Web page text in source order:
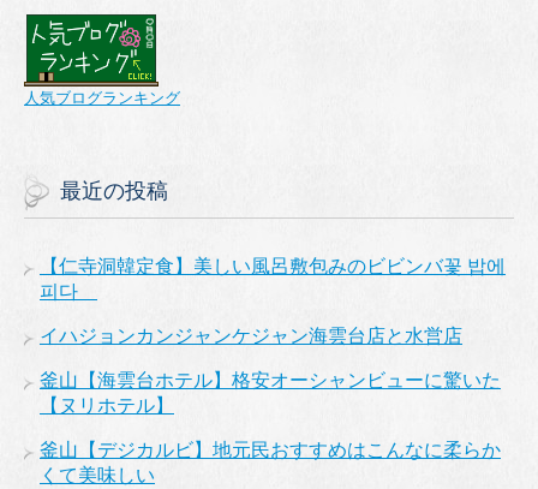
人気ブログランキング
最近の投稿
【仁寺洞韓定食】美しい風呂敷包みのビビンバ꽃 밥에
피다
イハジョンカンジャンケジャン海雲台店と水営店
釜山【海雲台ホテル】格安オーシャンビューに驚いた
【ヌリホテル】
釜山【デジカルビ】地元民おすすめはこんなに柔らか
くて美味しい